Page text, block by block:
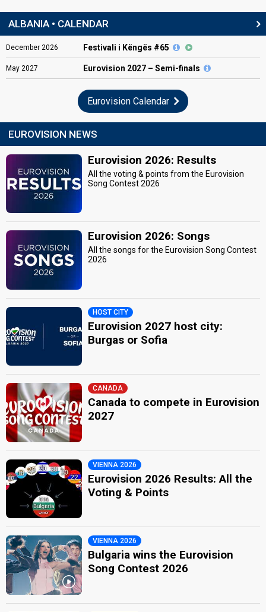
ALBANIA • CALENDAR
December 2026 Festivali i Këngës #65
May 2027 Eurovision 2027 – Semi-finals
Eurovision Calendar
EUROVISION NEWS
Eurovision 2026: Results
All the voting & points from the Eurovision
Song Contest 2026
Eurovision 2026: Songs
All the songs for the Eurovision Song Contest
2026
HOST CITY
Eurovision 2027 host city:
Burgas or Sofia
CANADA
Canada to compete in Eurovision
2027
VIENNA 2026
Eurovision 2026 Results: All the
Voting & Points
VIENNA 2026
Bulgaria wins the Eurovision
Song Contest 2026